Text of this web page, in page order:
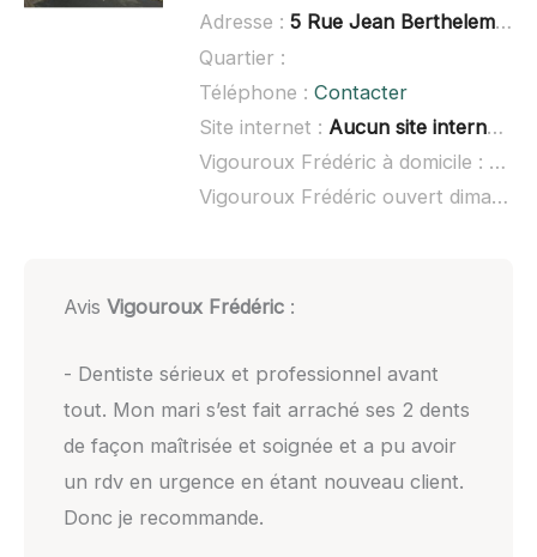
Adresse : 5 Rue Jean Bertheleme, 29520 Châteauneuf-du-Faou
Quartier :
Téléphone : Contacter
Site internet : Aucun site internet connu
Vigouroux Frédéric à domicile :
non
Vigouroux Frédéric ouvert dimanche :
Avis Vigouroux Frédéric:
- Dentiste sérieux et professionnel avant
tout. Mon mari s’est fait arraché ses 2 dents
de façon maîtrisée et soignée et a pu avoir
un rdv en urgence en étant nouveau client.
Donc je recommande.